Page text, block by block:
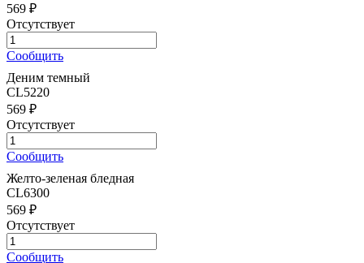
569 ₽
Отсутствует
Сообщить
Деним темный
CL5220
569 ₽
Отсутствует
Сообщить
Желто-зеленая бледная
CL6300
569 ₽
Отсутствует
Сообщить